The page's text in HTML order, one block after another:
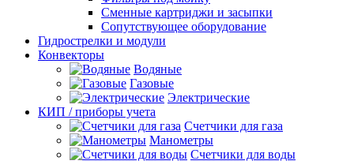
Сменные картриджи и засыпки
Сопутствующее оборудование
Гидрострелки и модули
Конвекторы
Водяные
Газовые
Электрические
КИП / приборы учета
Счетчики для газа
Манометры
Счетчики для воды